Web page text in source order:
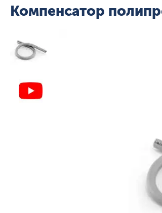
Компенсатор
Популярный